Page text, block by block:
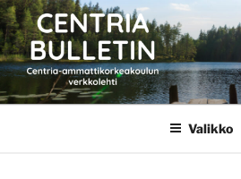
Siirry
sisältöön
CENTRIA
Valikko